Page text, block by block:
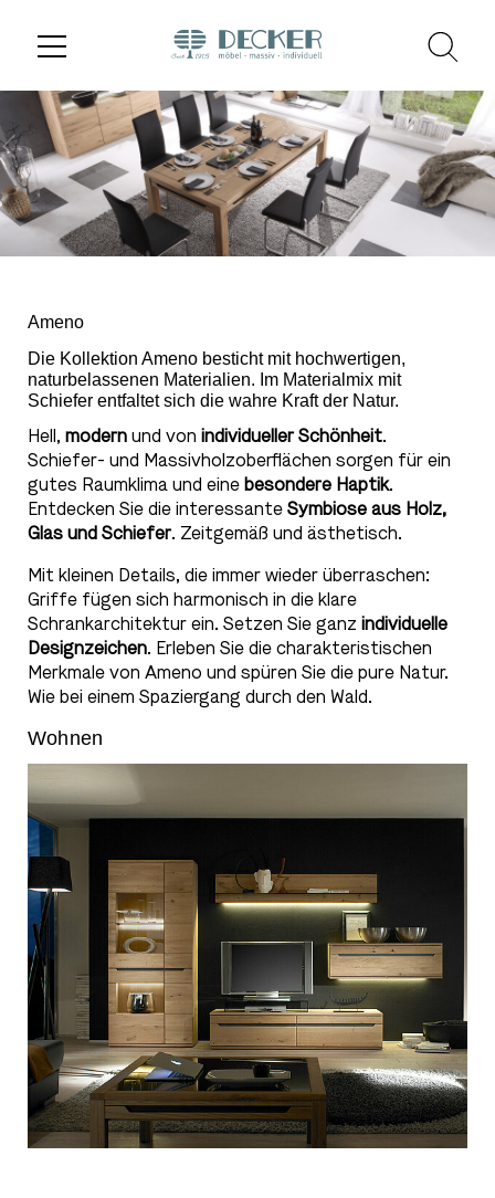
Ameno
Die Kollektion Ameno besticht mit hochwertigen,
naturbelassenen Materialien. Im Materialmix mit
Schiefer entfaltet sich die wahre Kraft der Natur.
Hell, modernund von individueller Schönheit.
Schiefer- und Massivholzoberflächen sorgen für ein
gutes Raumklima und eine besondere Haptik.
Entdecken Sie die interessanteSymbiose aus Holz,
Glas und Schiefer. Zeitgemäß und ästhetisch.
Mit kleinen Details, die immer wieder überraschen:
Griffe fügen sich harmonisch in die klare
Schrankarchitektur ein. Setzen Sie ganz individuelle
Designzeichen. Erleben Sie die charakteristischen
Merkmale von Ameno und spüren Sie die pure Natur.
Wie bei einem Spaziergang durch den Wald.
Wohnen